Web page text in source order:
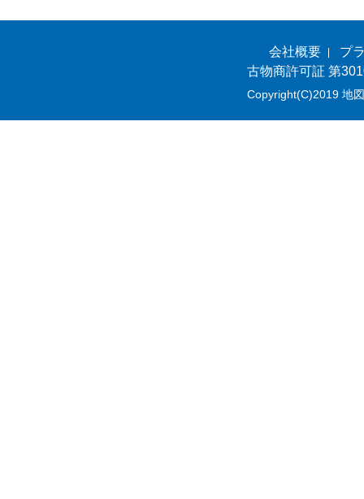
会社概要
プ
古物商許可証 第
Copyright(C)2019 地